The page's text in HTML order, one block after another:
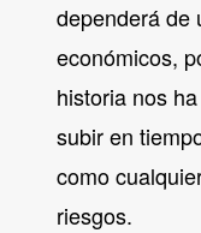
dependerá de
económicos,
historia nos
subir en
como
riesgos.